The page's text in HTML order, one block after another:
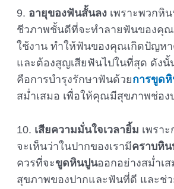
9. อายุของฟันสั้นลงเพราะพวกหิ
ชีวภาพชั้นดีที่จะทำลายฟันของคุ
ใช้งาน ทำให้ฟันของคุณเกิดปัญหา
และต้องสูญเสียฟันไปในที่สุด ดัง
คือการบำรุงรักษาฟันด้วยการขูด
สม่ำเสมอ เพื่อให้คุณมีสุขภาพช่อ
10. เสียความมั่นใจเวลายิ้ม เพรา
จะเห็นว่าในปากของเรามีคราบหิ
ควรที่จะขูดหินปูนออกอย่างสม่ำเ
สุขภาพของปากและฟันที่ดี และช่ว